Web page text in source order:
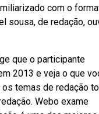
com o
sousa, de redação,
que o participante
2013 e veja o que
temas de redação
Webo exame